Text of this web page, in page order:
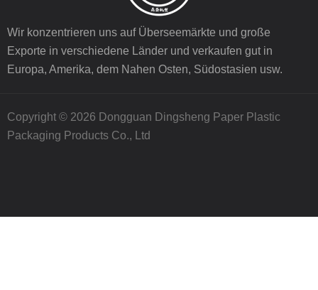
Wir konzentrieren uns auf Überseemärkte und große
Exporte in verschiedene Länder und verkaufen gut in
Europa, Amerika, dem Nahen Osten, Südostasien usw.
Copyright © 2026 Dongguan Dingsheng Paper Plastic
Packaging Products Co., Ltd